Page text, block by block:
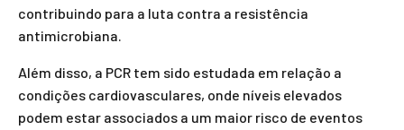
contribuindo para a luta contra a resistência
antimicrobiana.
Além disso, a PCR tem sido estudada em relação a
condições cardiovasculares, onde níveis elevados
podem estar associados a um maior risco de eventos